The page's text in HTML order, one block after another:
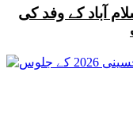
آباد کے وفد کی